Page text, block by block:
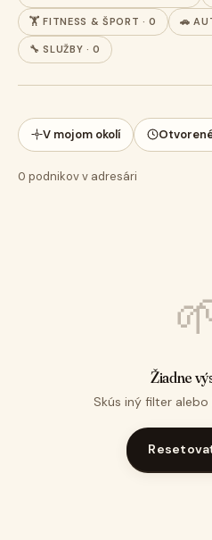
🏋️ FITNESS & ŠPORT · 0 🚗
🔧 SLUŽBY · 0
V mojom okolí
0 podnikov v adresári
Žiadne
Skús iný filter alebo